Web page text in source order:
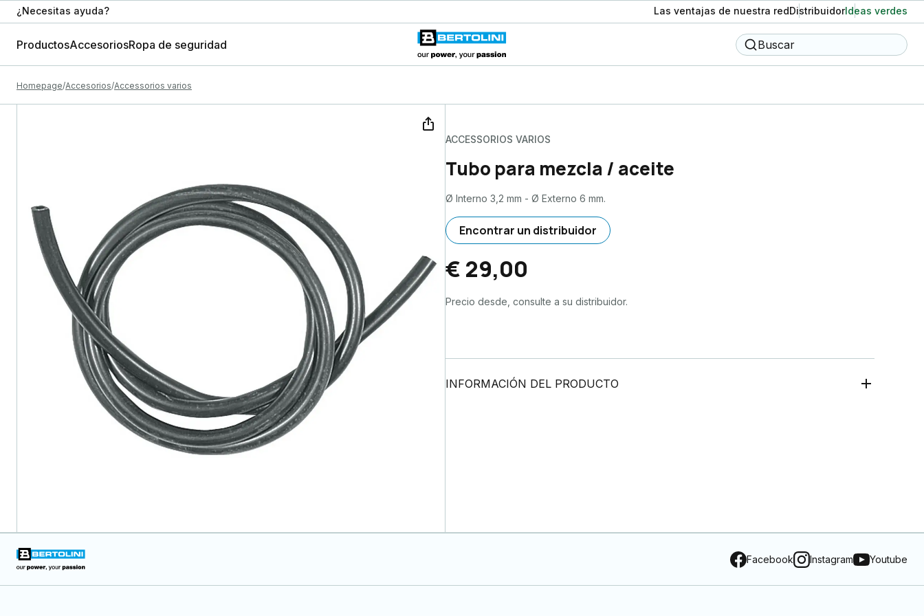
¿Necesitas ayuda? Las ventajas de nuestra redDistribuidorIdeas verdes
ProductosAccesoriosRopa de seguridad Buscar
Homepage Accesorios Accessorios varios
ACCESSORIOS VARIOS
Tubo para mezcla / aceite
Ø Interno 3,2 mm - Ø Externo 6 mm.
Encontrar un distribuidor
€ 29,00
Precio desde, consulte a su distribuidor.
INFORMACIÓN DEL PRODUCTO
Facebook Instagram Youtube